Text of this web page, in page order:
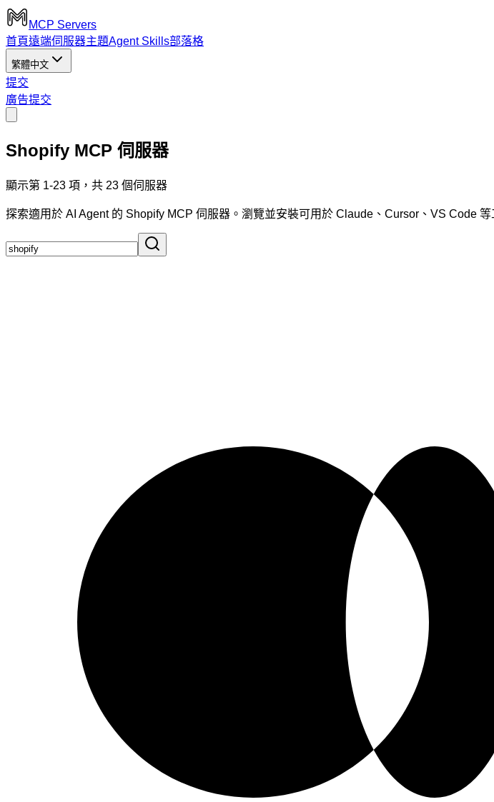
MCP Servers
首頁遠端伺服器主題Agent Skills部落格
繁體中文
提交
廣告提交
Shopify MCP 伺服器
顯示第 1-23 項，共 23 個伺服器
探索適用於 AI Agent 的 Shopify MCP 伺服器。瀏覽並安裝可用於 Claude、Cursor、VS Code